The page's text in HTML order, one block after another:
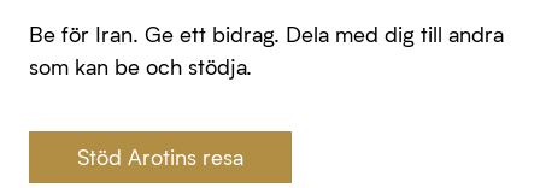
Be för Iran. Ge ett bidrag. Dela med dig till andra
som kan be och stödja.
Stöd Arotins resa